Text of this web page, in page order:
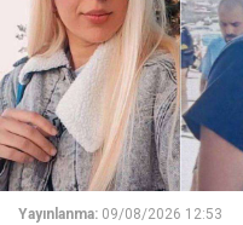
Yayınlanma: 09/08/2026 12:53